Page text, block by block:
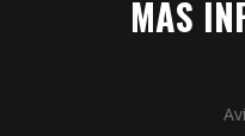
MÁS